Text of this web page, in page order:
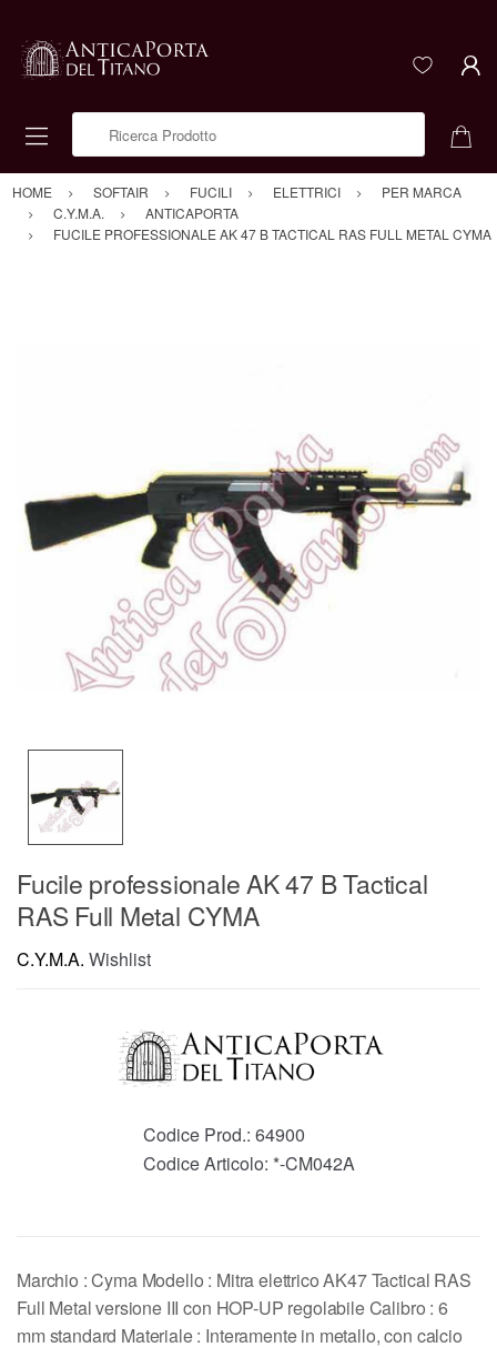
HOME SOFTAIR FUCILI ELETTRICI
PER MARCA
C.Y.M.A.
ANTICAPORTA
FUCILE PROFESSIONALE AK 47 B TACTICAL RAS FULL METAL CYMA
Fucile professionale AK 47 B Tactical
RAS Full Metal CYMA
C.Y.M.A. Wishlist
Codice Prod.: 64900
Codice Articolo: *-CM042A
Marchio : Cyma Modello : Mitra elettrico AK47 Tactical RAS
Full Metal versione III con HOP-UP regolabile Calibro : 6
mm standard Materiale : Interamente in metallo, con calcio